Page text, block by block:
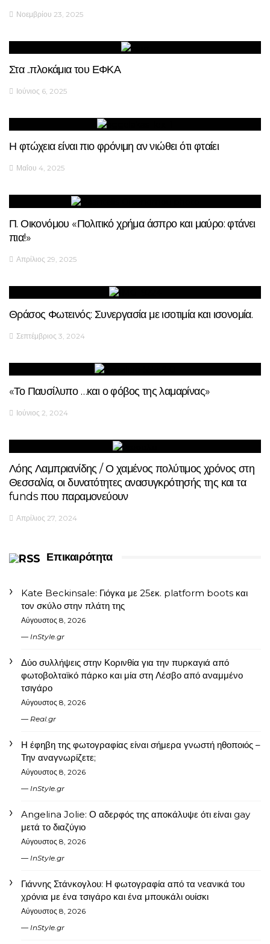
Νοεμβρίου 23, 2025
Στα ..πλοκάμια του ΕΦΚΑ
Ιούνιος 6, 2025
Η φτώχεια είναι πιο φρόνιμη αν νιώθει ότι φταίει
Μαΐου 4, 2025
Π. Οικονόμου «Πολιτικό χρήμα άσπρο και μαύρο: φτάνει
πια!»
Απρίλιος 29, 2025
Θράσος Φωτεινός: Συνεργασία με ισοτιμία και ισονομία.
Σεπτέμβριος 3, 2024
«Το Παυσίλυπο …και ο φόβος της λαμαρίνας»
Ιούνιος 2, 2024
Λόης Λαμπριανίδης / Ο χαμένος πολύτιμος χρόνος στη
Θεσσαλία, οι δυνατότητες ανασυγκρότησής της και τα
funds που παραμονεύουν
Απρίλιος 27, 2024
Επικαιρότητα
Kate Beckinsale: Γιόγκα με 25εκ. platform boots και
τον σκύλο στην πλάτη της
Αύγουστος 8, 2026
InStyle.gr
Δύο συλλήψεις στην Κορινθία για την πυρκαγιά από
φωτοβολταϊκό πάρκο και μία στη Λέσβο από αναμμένο
τσιγάρο
Αύγουστος 8, 2026
Real.gr
Η έφηβη της φωτογραφίας είναι σήμερα γνωστή ηθοποιός –
Την αναγνωρίζετε;
Αύγουστος 8, 2026
InStyle.gr
Angelina Jolie: Ο αδερφός της αποκάλυψε ότι είναι gay
μετά το διαζύγιο
Αύγουστος 8, 2026
InStyle.gr
Γιάννης Στάνκογλου: Η φωτογραφία από τα νεανικά του
χρόνια με ένα τσιγάρο και ένα μπουκάλι ουίσκι
Αύγουστος 8, 2026
InStyle.gr